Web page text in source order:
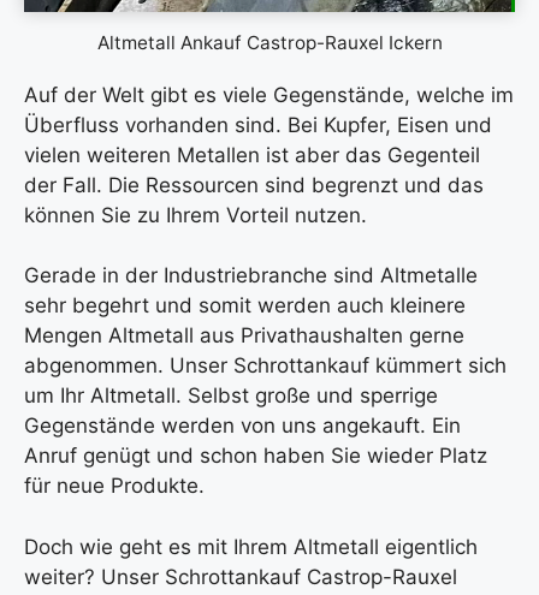
Altmetall Ankauf Castrop-Rauxel Ickern
Auf der Welt gibt es viele Gegenstände, welche im
Überfluss vorhanden sind. Bei Kupfer, Eisen und
vielen weiteren Metallen ist aber das Gegenteil
der Fall. Die Ressourcen sind begrenzt und das
können Sie zu Ihrem Vorteil nutzen.
Gerade in der Industriebranche sind Altmetalle
sehr begehrt und somit werden auch kleinere
Mengen Altmetall aus Privathaushalten gerne
abgenommen. Unser Schrottankauf kümmert sich
um Ihr Altmetall. Selbst große und sperrige
Gegenstände werden von uns angekauft. Ein
Anruf genügt und schon haben Sie wieder Platz
für neue Produkte.
Doch wie geht es mit Ihrem Altmetall eigentlich
weiter? Unser Schrottankauf Castrop-Rauxel